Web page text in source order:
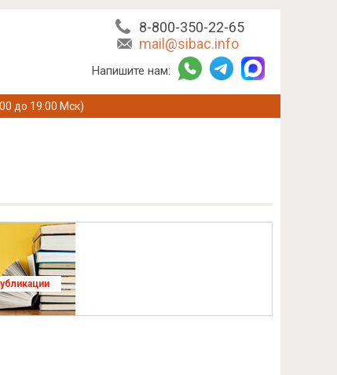
8-800-350-22-65
mail@sibac.info
Напишите нам:
до 19:00 Мск)